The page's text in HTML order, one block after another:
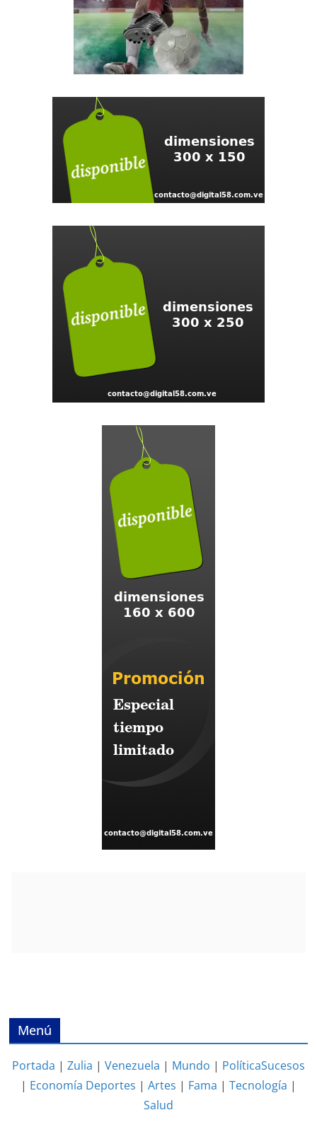
Menú
Portada | Zulia | Venezuela | Mundo | PolíticaSucesos
| Economía Deportes | Artes | Fama | Tecnología |
Salud